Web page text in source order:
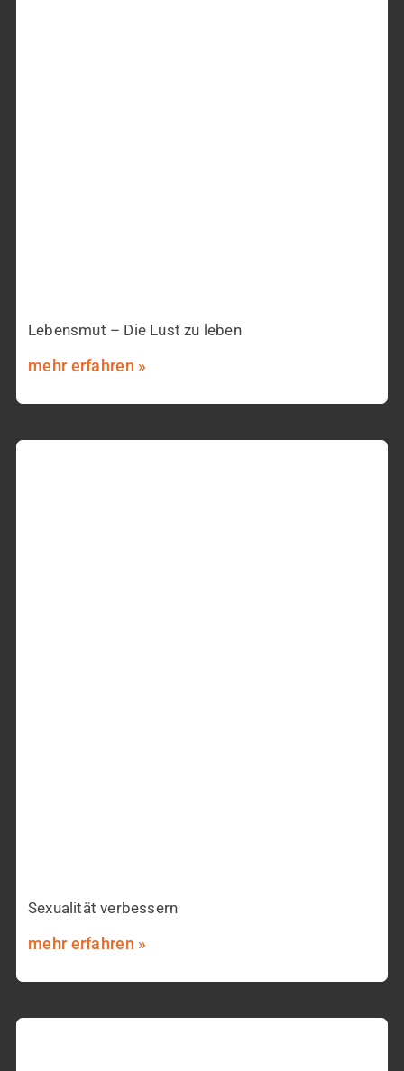
Lebensmut – Die Lust zu leben
mehr erfahren »
Sexualität verbessern
mehr erfahren »